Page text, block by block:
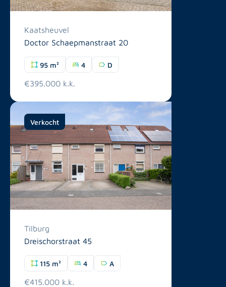
Kaatsheuvel
Doctor Schaepmanstraat 20
95 m² 4 D
€395.000 k.k.
Verkocht
Tilburg
Dreischorstraat 45
115 m² 4 A
€415.000 k.k.